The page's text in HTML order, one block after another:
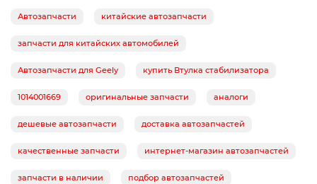
Автозапчасти китайские автозапчасти
запчасти для китайских автомобилей
Автозапчасти для Geely купить Втулка стабилизатора
1014001669 оригинальные запчасти аналоги
дешевые автозапчасти доставка автозапчастей
качественные запчасти интернет-магазин автозапчастей
запчасти в наличии подбор автозапчастей